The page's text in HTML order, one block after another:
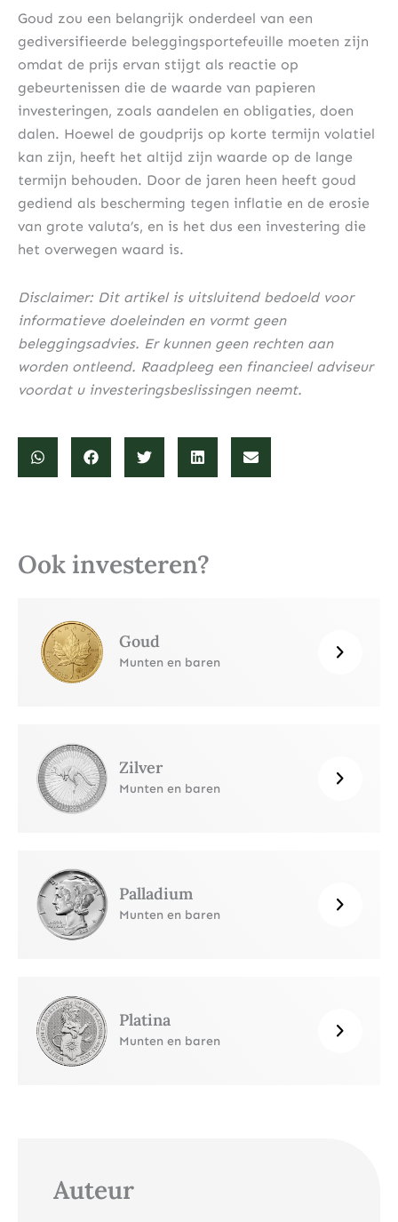
Goud zou een belangrijk onderdeel van een
gediversifieerde beleggingsportefeuille moeten zijn
omdat de prijs ervan stijgt als reactie op
gebeurtenissen die de waarde van papieren
investeringen, zoals aandelen en obligaties, doen
dalen. Hoewel de goudprijs op korte termijn volatiel
kan zijn, heeft het altijd zijn waarde op de lange
termijn behouden. Door de jaren heen heeft goud
gediend als bescherming tegen inflatie en de erosie
van grote valuta’s, en is het dus een investering die
het overwegen waard is.
Disclaimer: Dit artikel is uitsluitend bedoeld voor
informatieve doeleinden en vormt geen
beleggingsadvies. Er kunnen geen rechten aan
worden ontleend. Raadpleeg een financieel adviseur
voordat u investeringsbeslissingen neemt.
Ook investeren?
Goud
Munten en baren
Zilver
Munten en baren
Palladium
Munten en baren
Platina
Munten en baren
Auteur